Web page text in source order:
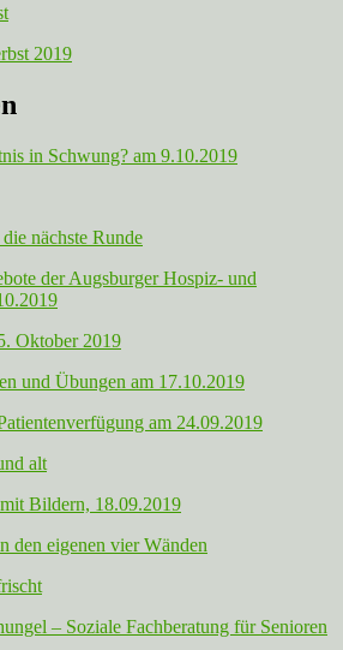
2019
in Schwung? am 9.10.2019
nächste Runde
der Augsburger Hospiz- und
Oktober 2019
und Übungen am 17.10.2019
am 24.09.2019
alt
Bildern, 18.09.2019
den eigenen vier Wänden
– Soziale Fachberatung für Senioren